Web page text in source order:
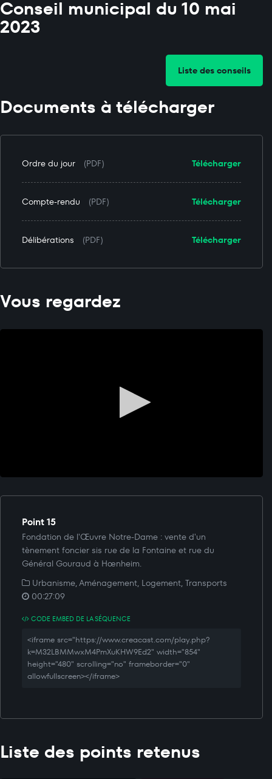
Conseil municipal du 10 mai
2023
Liste des conseils
Documents à télécharger
Télécharger
Ordre du jour (PDF)
Télécharger
Compte-rendu (PDF)
Télécharger
Délibérations (PDF)
Vous regardez
Point 15
Fondation de l'Œuvre Notre-Dame : vente d'un
tènement foncier sis rue de la Fontaine et rue du
Général Gouraud à Hœnheim.
Urbanisme, Aménagement, Logement, Transports
00:27:09
CODE EMBED DE LA SÉQUENCE
<iframe src="https://www.creacast.com/play.php?
k=M32LBMMwxM4PmXuKHW9Ed2" width="854"
height="480" scrolling="no" frameborder="0"
allowfullscreen></iframe>
Liste des points retenus